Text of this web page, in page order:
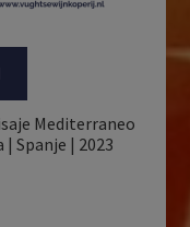
Mediterraneo
Spanje | 2023